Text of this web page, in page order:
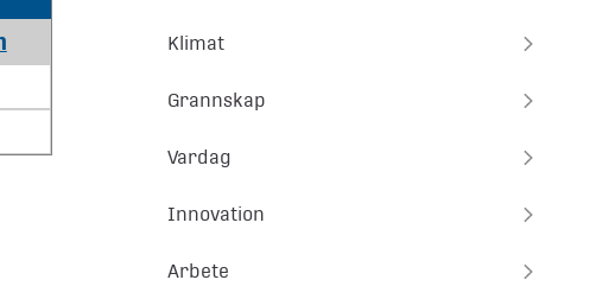
Klimat
Grannskap
Vardag
Innovation
Arbete